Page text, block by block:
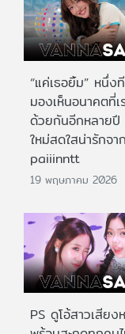
“แค่เธอยิ้ม” หนึ่ง
มองเห็นอนาคตที่เ
ด้วยกันอีกหลายปี
ใหม่สดใสน่ารักจาก
paiiinntt
19 พฤษภาคม 2026
PS ดูโอ้สาวเสียง